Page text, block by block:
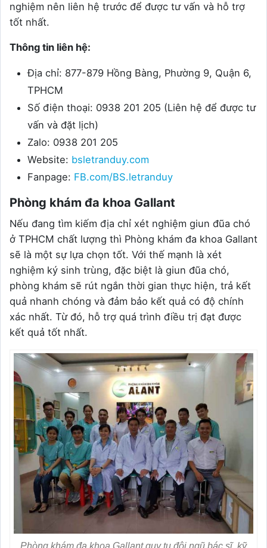
nghiệm nên liên hệ trước để được tư vấn và hỗ trợ
tốt nhất.
Thông tin liên hệ:
Địa chỉ: 877-879 Hồng Bàng, Phường 9, Quận 6,
TPHCM
Số điện thoại: 0938 201 205 (Liên hệ để được tư
vấn và đặt lịch)
Zalo: 0938 201 205
Website: bsletranduy.com
Fanpage: FB.com/BS.letranduy
Phòng khám đa khoa Gallant
Nếu đang tìm kiếm địa chỉ xét nghiệm giun đũa chó
ở TPHCM chất lượng thì Phòng khám đa khoa Gallant
sẽ là một sự lựa chọn tốt. Với thế mạnh là xét
nghiệm ký sinh trùng, đặc biệt là giun đũa chó,
phòng khám sẽ rút ngắn thời gian thực hiện, trả kết
quả nhanh chóng và đảm bảo kết quả có độ chính
xác nhất. Từ đó, hỗ trợ quá trình điều trị đạt được
kết quả tốt nhất.
Phòng khám đa khoa Gallant quy tụ đội ngũ bác sĩ, kỹ